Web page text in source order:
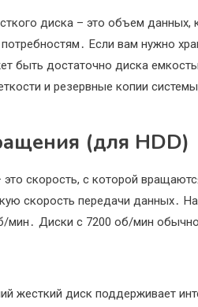
диска – это объем
Если вам нужно
быть достаточно диска
и резервные копии
(для HDD)
скорость, с которой
скорость передачи данных․
мин․ Диски с 7200 об/мин
жесткий диск поддерживает